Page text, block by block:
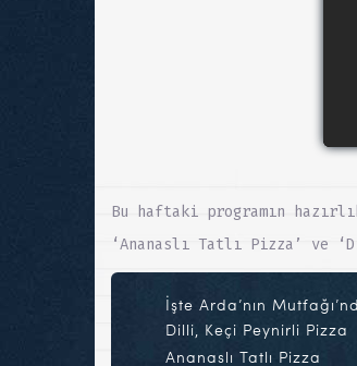
Bu haftaki programın
‘Ananaslı Tatlı Pizza’ ve
İşte Arda’nın
Dilli, Keçi Peynirli Pizza
Ananaslı Tatlı Pizza